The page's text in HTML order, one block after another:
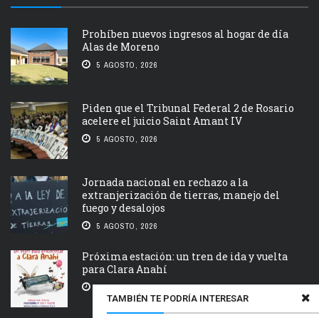
TAMBIÉN TE PODRÍA INTERESAR
Prohíben nuevos ingresos al hogar de día
Alas de Moreno
5 AGOSTO, 2026
Piden que el Tribunal Federal 2 de Rosario
acelere el juicio Saint Amant IV
5 AGOSTO, 2026
Jornada nacional en rechazo a la
extranjerización de tierras, manejo del
fuego y desalojos
5 AGOSTO, 2026
Próxima estación: un tren de ida y vuelta
para Clara Anahí
5 AGOSTO, 2026